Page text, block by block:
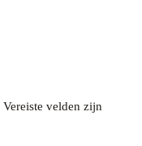
Vereiste velden zijn